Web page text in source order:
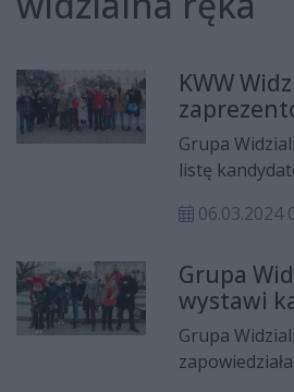
KWW
miejskiej
Grupa
listę
Widzialny
dniach.
06.03.2024
Grupa
wystawi
rady
Grupa